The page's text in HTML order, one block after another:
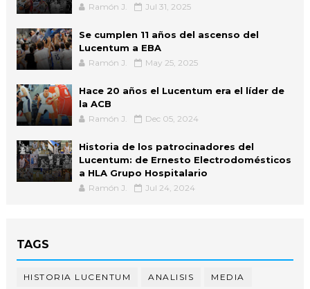
Ramón J. Jul 31, 2025
Se cumplen 11 años del ascenso del
Lucentum a EBA
Ramón J. May 25, 2025
Hace 20 años el Lucentum era el líder de
la ACB
Ramón J. Dec 05, 2024
Historia de los patrocinadores del
Lucentum: de Ernesto Electrodomésticos
a HLA Grupo Hospitalario
Ramón J. Jul 24, 2024
TAGS
HISTORIA LUCENTUM ANALISIS MEDIA